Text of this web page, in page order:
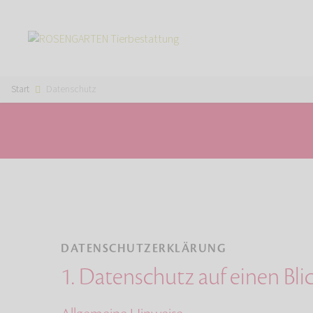
Start Datenschutz
DATENSCHUTZERKLÄRUNG
1. Datenschutz auf einen